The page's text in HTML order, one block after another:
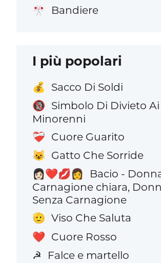
🎌 Bandiere
I più popolari
💰 Sacco Di Soldi
🔞 Simbolo Di Divieto Ai
Minorenni
❤️‍🩹 Cuore Guarito
😺 Gatto Che Sorride
👩🏻‍❤️‍💋‍👩
Bacio -
Carnagione chiara,
Senza Carnagione
🫡 Viso Che Saluta
❤️ Cuore Rosso
☭ Falce e martello